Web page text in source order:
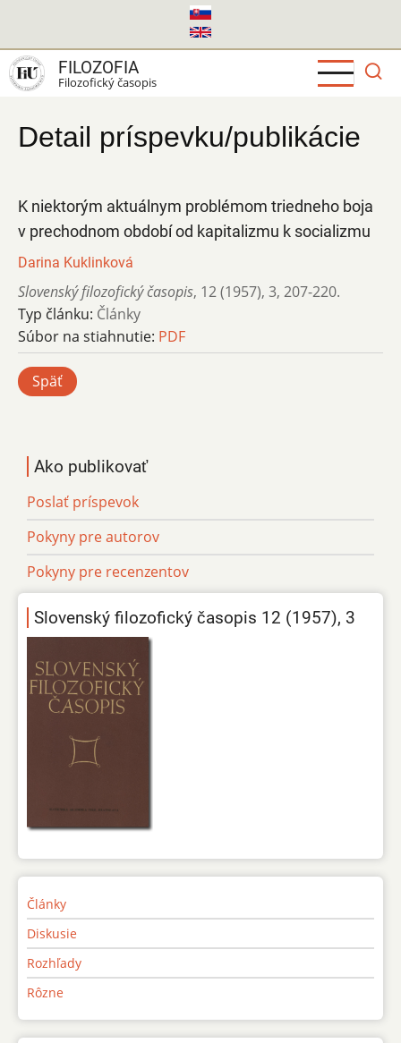
hlavný
obsah
FILOZOFIA
Filozofický časopis
Detail príspevku/publikácie
K niektorým aktuálnym problémom triedneho boja
v prechodnom období od kapitalizmu k socializmu
Darina Kuklinková
Slovenský filozofický časopis, 12 (1957), 3, 207-220.
Typ článku: Články
Súbor na stiahnutie: PDF
Späť
Ako publikovať
Poslať príspevok
Pokyny pre autorov
Pokyny pre recenzentov
Slovenský filozofický časopis 12 (1957), 3
Články
Diskusie
Rozhľady
Rôzne